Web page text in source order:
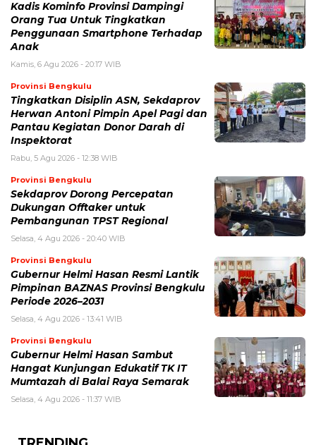
Kadis Kominfo Provinsi Dampingi
Orang Tua Untuk Tingkatkan
Penggunaan Smartphone Terhadap
Anak
Kamis, 6 Agu 2026 - 20:17 WIB
Provinsi Bengkulu
Tingkatkan Disiplin ASN, Sekdaprov
Herwan Antoni Pimpin Apel Pagi dan
Pantau Kegiatan Donor Darah di
Inspektorat
Rabu, 5 Agu 2026 - 12:38 WIB
Provinsi Bengkulu
Sekdaprov Dorong Percepatan
Dukungan Offtaker untuk
Pembangunan TPST Regional
Selasa, 4 Agu 2026 - 20:40 WIB
Provinsi Bengkulu
Gubernur Helmi Hasan Resmi Lantik
Pimpinan BAZNAS Provinsi Bengkulu
Periode 2026–2031
Selasa, 4 Agu 2026 - 13:41 WIB
Provinsi Bengkulu
Gubernur Helmi Hasan Sambut
Hangat Kunjungan Edukatif TK IT
Mumtazah di Balai Raya Semarak
Selasa, 4 Agu 2026 - 11:37 WIB